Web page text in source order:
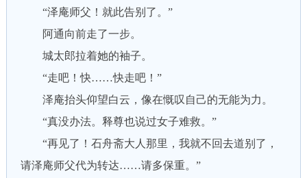
“泽庵师父！就此告别了。”
阿通向前走了一步。
城太郎拉着她的袖子。
“走吧！快……快走吧！”
泽庵抬头仰望白云，像在慨叹自己的无能为力。
“真没办法。释尊也说过女子难救。”
“再见了！石舟斋大人那里，我就不回去道别了，
请泽庵师父代为转达……请多保重。”